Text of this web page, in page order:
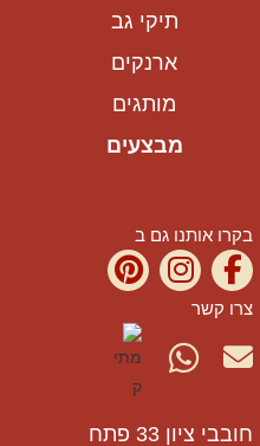
תיקי גב
ארנקים
מותגים
מבצעים
בקרו אותנו גם ב
צרו קשר
חובבי ציון 33 פתח